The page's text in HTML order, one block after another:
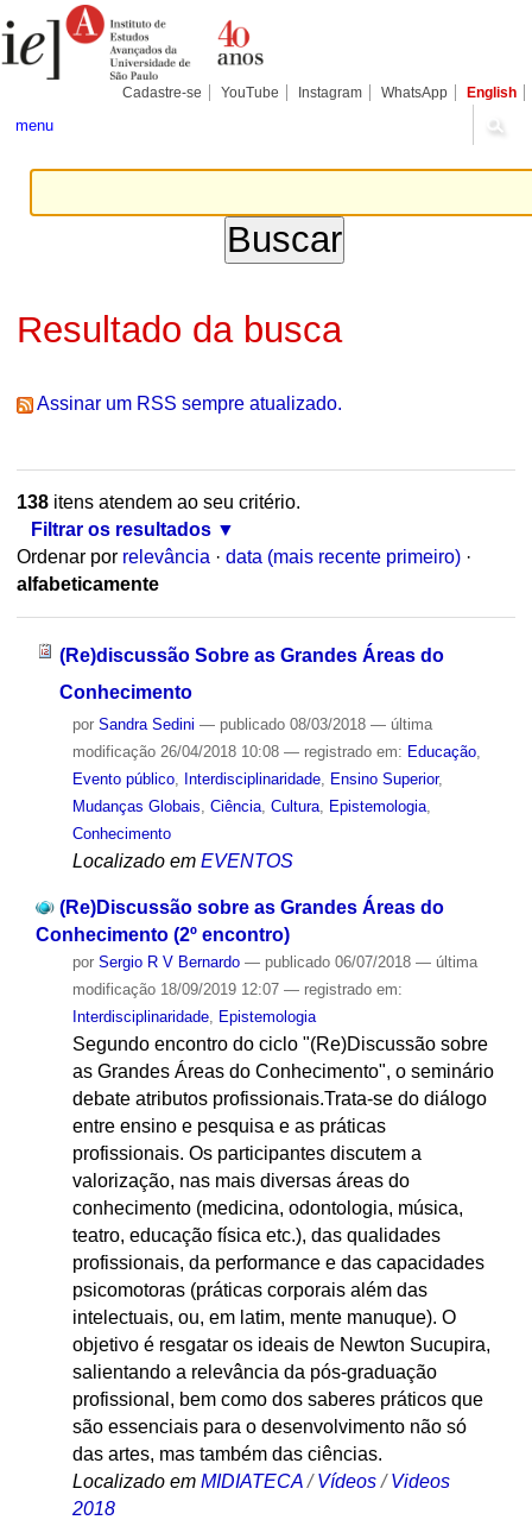
para
conteúdo.
Pessoais
Cadastre-se YouTube Instagram WhatsApp English
menu
Resultado da busca
Assinar um RSS sempre atualizado.
138itens atendem ao seu critério.
Filtrar os resultados
Ordenar por relevância · data (mais recente primeiro) ·
alfabeticamente
(Re)discussão Sobre as Grandes Áreas do
Conhecimento
por Sandra Sedini — publicado08/03/2018 — última
modificação26/04/2018 10:08 — registrado em: Educação,
Evento público, Interdisciplinaridade, Ensino Superior,
Mudanças Globais Ciência, Cultura, Epistemologia,
Conhecimento
Localizado em EVENTOS
(Re)Discussão sobre as Grandes Áreas do
Conhecimento (2º encontro)
por Sergio R V Bernardo — publicado06/07/2018 — última
modificação18/09/2019 12:07 — registrado em:
Interdisciplinaridade, Epistemologia
Segundo encontro do ciclo "(Re)Discussão sobre
as Grandes Áreas do Conhecimento", o seminário
debate atributos profissionais.Trata-se do diálogo
entre ensino e pesquisa e as práticas
profissionais. Os participantes discutem a
valorização, nas mais diversas áreas do
conhecimento (medicina, odontologia, música,
teatro, educação física etc.), das qualidades
profissionais, da performance e das capacidades
psicomotoras (práticas corporais além das
intelectuais, ou, em latim, mente manuque). O
objetivo é resgatar os ideais de Newton Sucupira,
salientando a relevância da pós-graduação
profissional, bem como dos saberes práticos que
são essenciais para o desenvolvimento não só
das artes, mas também das ciências.
Localizado em MIDIATECA /Vídeos /Videos
2018